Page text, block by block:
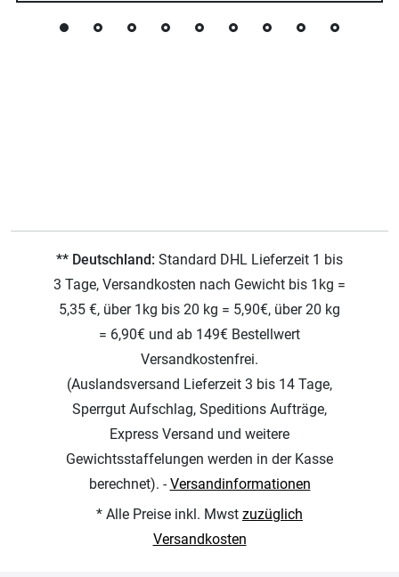
** Deutschland: Standard DHL Lieferzeit 1 bis
3 Tage, Versandkosten nach Gewicht bis 1kg =
5,35 €, über 1kg bis 20 kg = 5,90€, über 20 kg
= 6,90€ und ab 149€ Bestellwert
Versandkostenfrei.
(Auslandsversand Lieferzeit 3 bis 14 Tage,
Sperrgut Aufschlag, Speditions Aufträge,
Express Versand und weitere
Gewichtsstaffelungen werden in der Kasse
berechnet). -Versandinformationen
* Alle Preise inkl. Mwst zuzüglich
Versandkosten